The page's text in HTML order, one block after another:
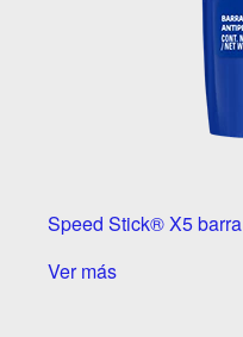
Speed Stick® X5 barra
Ver más